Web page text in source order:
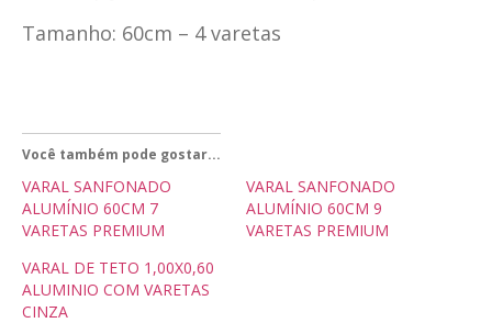
Tamanho: 60cm – 4 varetas
Você também pode gostar...
VARAL SANFONADO
ALUMÍNIO 60CM 7
VARETAS PREMIUM
VARAL SANFONADO
ALUMÍNIO 60CM 9
VARETAS PREMIUM
VARAL DE TETO 1,00X0,60
ALUMINIO COM VARETAS
CINZA